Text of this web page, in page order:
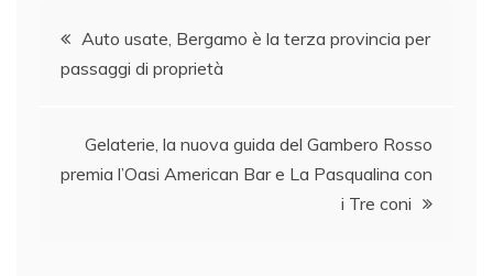
b
o
k
dI
n
A
vi
Navigazione
articoli
Auto usate, Bergamo è la terza provincia per
passaggi di proprietà
Gelaterie, la nuova guida del Gambero Rosso
premia l’Oasi American Bar e La Pasqualina con
i Tre coni